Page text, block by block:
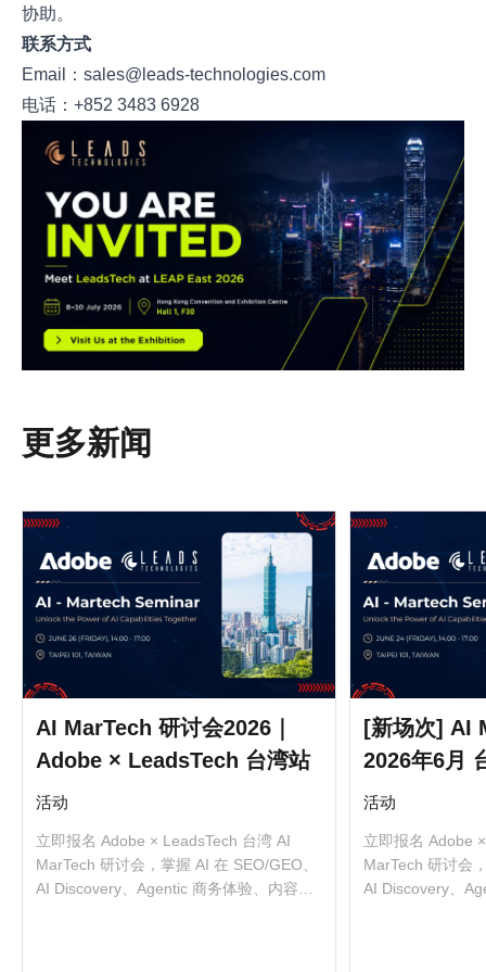
协助。
联系方式
Email：sales@leads-technologies.com
电话：+852 3483 6928
更多新闻
AI MarTech 研讨会2026｜
Adobe × LeadsTech 台湾站
活动
立即报名 Adob​​e × LeadsT​​ech 台湾 AI
MarTech 研讨会，掌握 AI 在 SEO/GEO、
AI Discovery、Agentic 商务体验、内容制
[新场次] AI
2026年6月
活动
立即报名 Adob​​e
MarTech 研讨会
AI Discovery、